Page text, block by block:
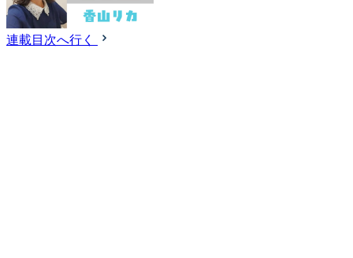
連載目次へ行く